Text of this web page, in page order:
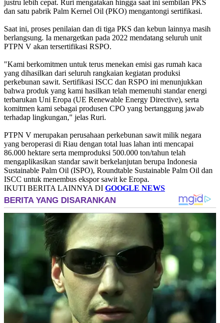
justru lebih cepat. Ruri mengatakan hingga saat ini sembilan PKS
dan satu pabrik Palm Kernel Oil (PKO) mengantongi sertifikasi.
Saat ini, proses penilaian dan di tiga PKS dan kebun lainnya masih
berlangsung. Ia menargetkan pada 2022 mendatang seluruh unit
PTPN V akan tersertifikasi RSPO.
"Kami berkomitmen untuk terus menekan emisi gas rumah kaca
yang dihasilkan dari seluruh rangkaian kegiatan produksi
perkebunan sawit. Sertifikasi ISCC dan RSPO ini menunjukkan
bahwa produk yang kami hasilkan telah memenuhi standar energi
terbarukan Uni Eropa (UE Renewable Energy Directive), serta
komitmen kami sebagai produsen CPO yang bertanggung jawab
terhadap lingkungan," jelas Ruri.
PTPN V merupakan perusahaan perkebunan sawit milik negara
yang beroperasi di Riau dengan total luas lahan inti mencapai
86.000 hektare serta memproduksi 500.000 ton/tahun telah
mengaplikasikan standar sawit berkelanjutan berupa Indonesia
Sustainable Palm Oil (ISPO), Roundtable Sustainable Palm Oil dan
ISCC untuk menembus ekspor sawit ke Eropa.
IKUTI BERITA LAINNYA DI GOOGLE NEWS